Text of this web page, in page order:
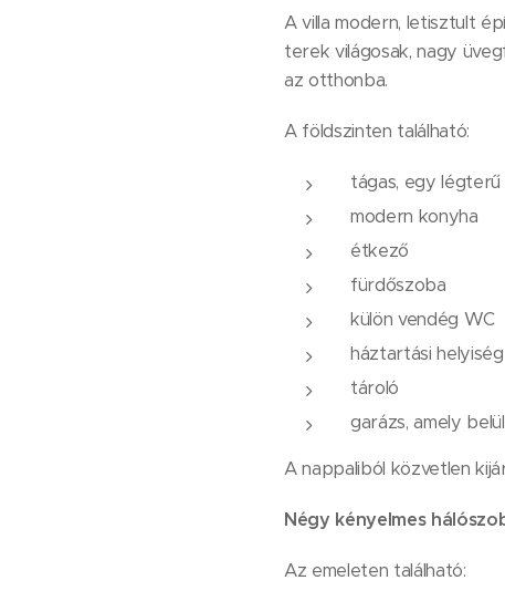
A villa modern, letisztult
terek világosak, nagy
az otthonba.
A földszinten található:
tágas, egy légterű
modern konyha
étkező
fürdőszoba
külön vendég WC
háztartási helyiség
tároló
garázs, amely
A nappaliból közvetlen
Négy kényelmes
Az emeleten található: